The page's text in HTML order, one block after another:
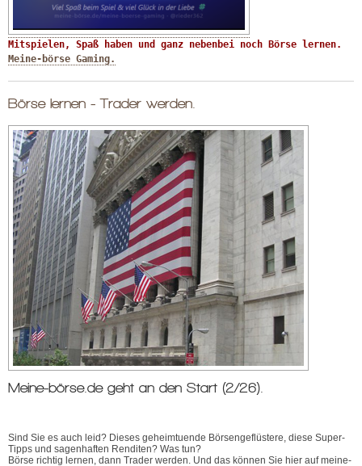
Meine-börse Gaming.
Börse lernen - Trader werden.
Meine-börse.de geht an den Start (2/26).
Sind Sie es auch leid? Dieses geheimtuende Börsengeflüstere, diese Super-
Tipps und sagenhaften Renditen? Was tun?
Börse richtig lernen, dann Trader werden. Und das können Sie hier auf meine-